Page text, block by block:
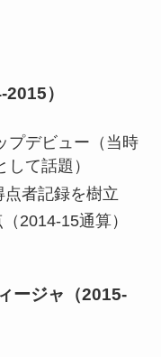
）
プデビュー（当時
て話題）
者記録を樹立
2014-15通算）
ージャ（2015-